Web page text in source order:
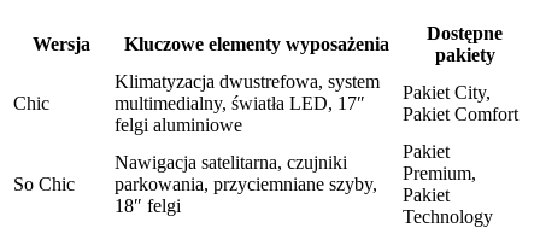
Wersja Kluczowe elementy wyposażenia
Dostępne
pakiety
Chic
Klimatyzacja dwustrefowa, system
multimedialny, światła LED, 17″
felgi aluminiowe
Pakiet City,
Pakiet Comfort
So Chic
Nawigacja satelitarna, czujniki
parkowania, przyciemniane szyby,
18″ felgi
Pakiet
Premium,
Pakiet
Technology